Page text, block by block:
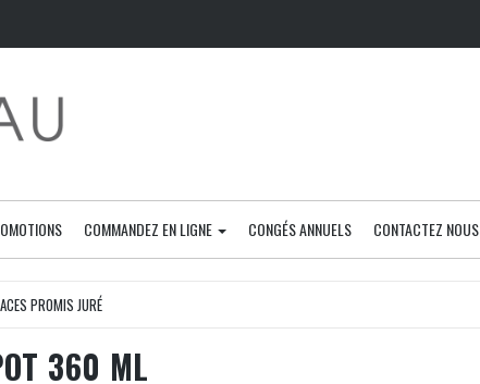
COMMANDEZ EN LIGNE CONGÉS ANNUELS CONTACTEZ NOUS
PROMIS JURÉ
360 ML